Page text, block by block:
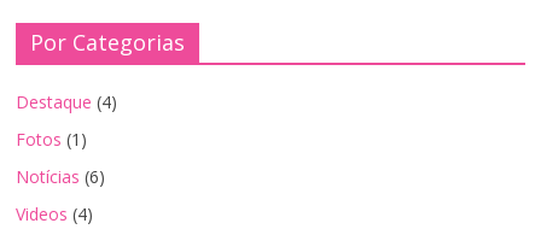
Por Categorias
Destaque (4)
Fotos (1)
Notícias (6)
Videos (4)